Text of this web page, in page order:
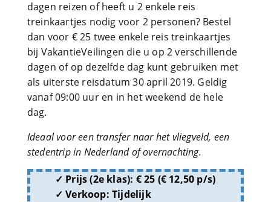
dagen reizen of heeft u 2 enkele reis
treinkaartjes nodig voor 2 personen? Bestel
dan voor € 25 twee enkele reis treinkaartjes
bij VakantieVeilingen die u op 2 verschillende
dagen of op dezelfde dag kunt gebruiken met
als uiterste reisdatum 30 april 2019. Geldig
vanaf 09:00 uur en in het weekend de hele
dag.
Ideaal voor een transfer naar het vliegveld, een
stedentrip in Nederland of overnachting.
Prijs (2e klas): € 25 (€ 12,50 p/s)
Verkoop: Tijdelijk